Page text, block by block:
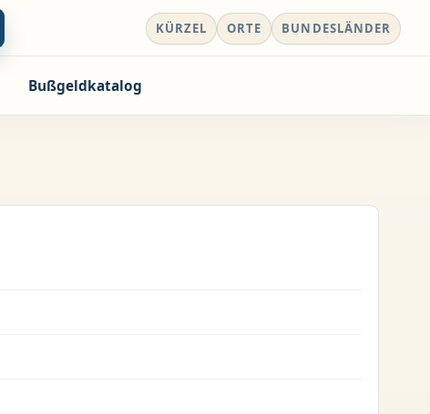
KÜRZEL ORTE BUNDESLÄNDER
Bußgeldkatalog